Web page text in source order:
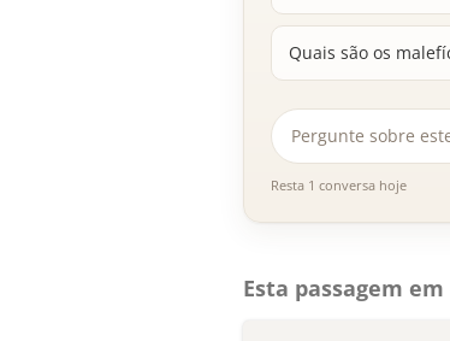
Quais são os
Resta 1 conversa hoje
Esta passagem